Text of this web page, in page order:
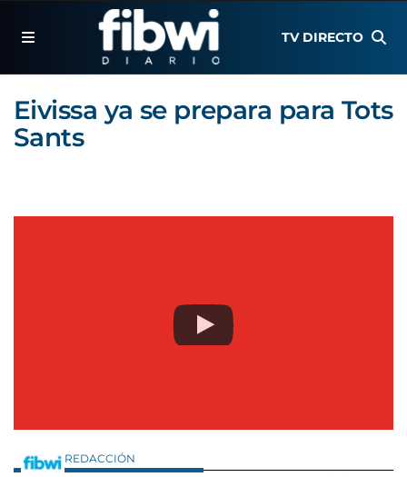
TV DIRECTO
Eivissa ya se prepara para Tots
Sants
REDACCIÓN